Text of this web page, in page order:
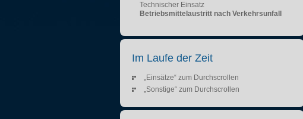
Technischer Einsatz
Betriebsmittelaustritt nach Verkehrsunfall
Im Laufe der Zeit
„Einsätze“ zum Durchscrollen
„Sonstige“ zum Durchscrollen